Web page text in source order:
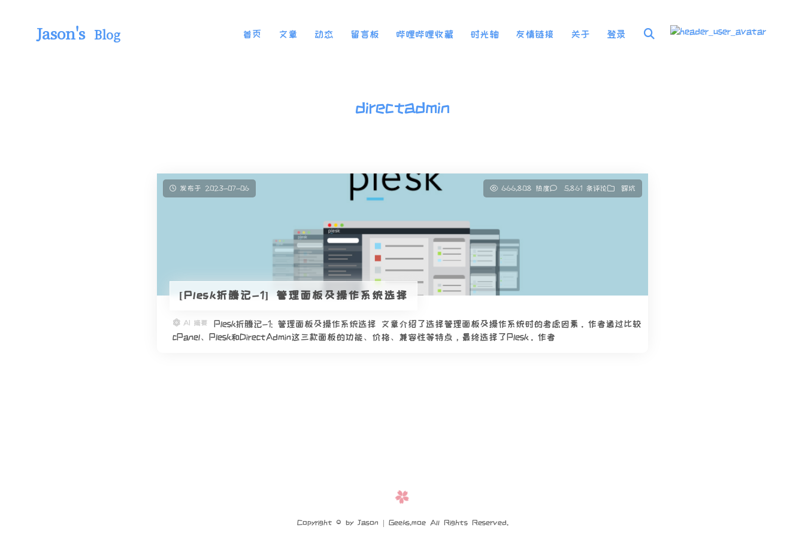
Jason's Blog 首页 文章 动态 留言板 哔哩哔哩收藏 时光轴 友情链接 关于 登录
directadmin
发布于 2023-07-06 666,808 热度 5,861 条评论 踩坑
[Plesk折腾记-1] 管理面板及操作系统选择
AI 摘要
Plesk折腾记-1: 管理面板及操作系统选择 文章介绍了选择管理面板及操作系统时的考虑因素。作者通过比较
cPanel、Plesk和DirectAdmin这三款面板的功能、价格、兼容性等特点，最终选择了Plesk。作者
Copyright © by Jason | Geeks.moe All Rights Reserved.